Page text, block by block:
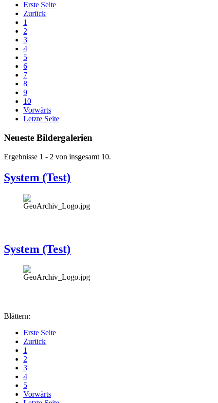
Erste Seite
Zurück
1
2
3
4
5
6
7
8
9
10
Vorwärts
Letzte Seite
Neueste Bildergalerien
Ergebnisse 1 - 2 von insgesamt 10.
System (Test)
System (Test)
Blättern:
Erste Seite
Zurück
1
2
3
4
5
Vorwärts